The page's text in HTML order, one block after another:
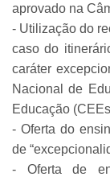
aprovado na
- Utilização do
caso do
caráter
Nacional de
Educação
- Oferta do
de
- Oferta de